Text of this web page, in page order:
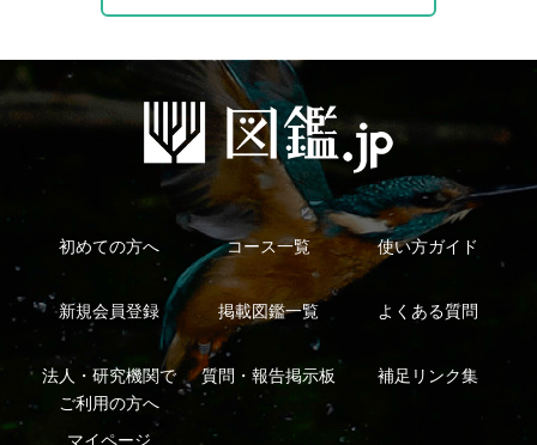
有料会員利用規約｜お問い合わせ｜
プライバ
シーについて
特定商取引法に基づく表示 ｜運営会社 ｜インプレスグル
ープ
Copyright ©2016 Yama-kei Publishers co.,Ltd.
An impress Group Company. All rights reserved.